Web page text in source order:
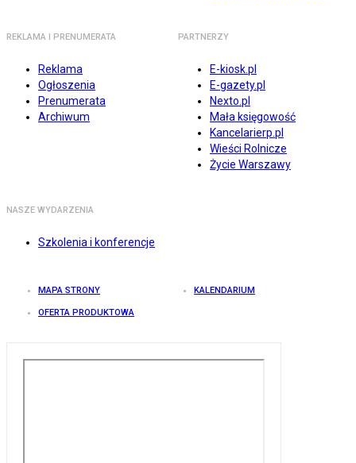
REKLAMA I PRENUMERATA
Reklama
Ogłoszenia
Prenumerata
Archiwum
PARTNERZY
E-kiosk.pl
E-gazety.pl
Nexto.pl
Mała księgowość
Kancelarierp.pl
Wieści Rolnicze
Życie Warszawy
NASZE WYDARZENIA
Szkolenia i konferencje
MAPA STRONY KALENDARIUM
OFERTA PRODUKTOWA